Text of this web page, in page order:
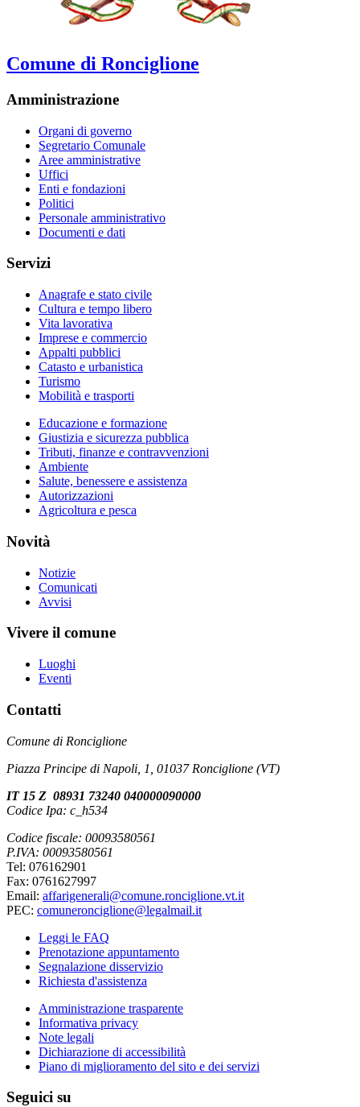
Comune di Ronciglione
Amministrazione
Organi di governo
Segretario Comunale
Aree amministrative
Uffici
Enti e fondazioni
Politici
Personale amministrativo
Documenti e dati
Servizi
Anagrafe e stato civile
Cultura e tempo libero
Vita lavorativa
Imprese e commercio
Appalti pubblici
Catasto e urbanistica
Turismo
Mobilità e trasporti
Educazione e formazione
Giustizia e sicurezza pubblica
Tributi, finanze e contravvenzioni
Ambiente
Salute, benessere e assistenza
Autorizzazioni
Agricoltura e pesca
Novità
Notizie
Comunicati
Avvisi
Vivere il comune
Luoghi
Eventi
Contatti
Comune di Ronciglione
Piazza Principe di Napoli, 1, 01037 Ronciglione (VT)
IT 15 Z 08931 73240 040000090000
Codice Ipa: c_h534
Codice fiscale: 00093580561
P.IVA: 00093580561
Tel: 076162901
Fax: 0761627997
Email: affarigenerali@comune.ronciglione.vt.it
PEC: comuneronciglione@legalmail.it
Leggi le FAQ
Prenotazione appuntamento
Segnalazione disservizio
Richiesta d'assistenza
Amministrazione trasparente
Informativa privacy
Note legali
Dichiarazione di accessibilità
Piano di miglioramento del sito e dei servizi
Seguici su